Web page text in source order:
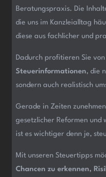
Beratungspraxis. Die
die uns im Kanzleialltag
diese aus fachlicher und
Dadurch profitieren Sie von
Steuerinformationen, die
sondern auch realistisch
Gerade in Zeiten
gesetzlicher Reformen und
ist es wichtiger denn je,
Mit unseren Steuertipps
Chancen zu erkennen,